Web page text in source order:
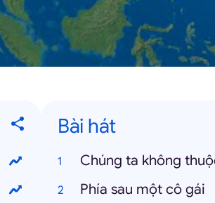
Bài hát
Chúng ta không
Phía sau một cô gái